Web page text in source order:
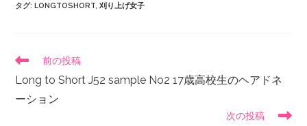
タグ:LONGTOSHORT 刈り上げ女子
前の投稿
Long to Short J52 sample No2 17歳高校生のヘアドネ
ーション
次の投稿